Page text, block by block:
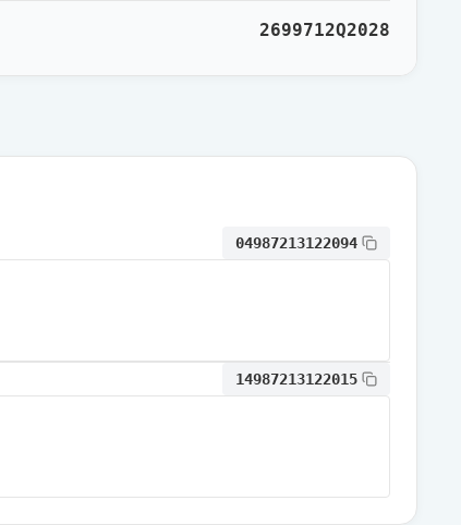
2699712Q2028
04987213122094
14987213122015